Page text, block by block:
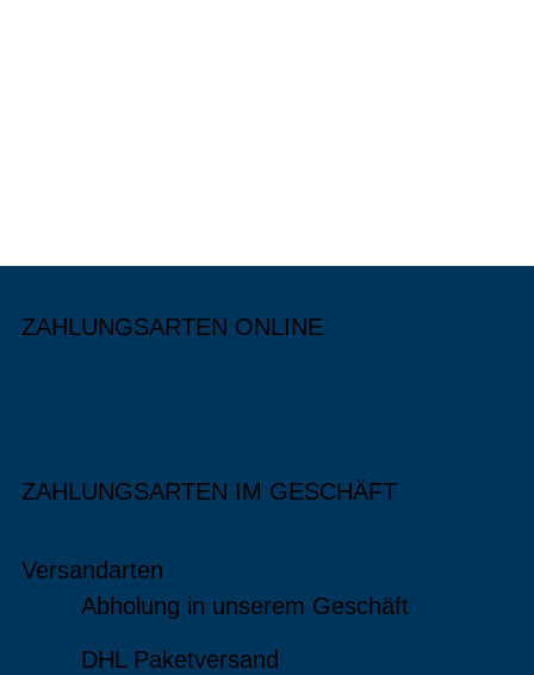
ZAHLUNGSARTEN ONLINE
ZAHLUNGSARTEN IM GESCHÄFT
Versandarten
Abholung in unserem Geschäft
DHL Paketversand